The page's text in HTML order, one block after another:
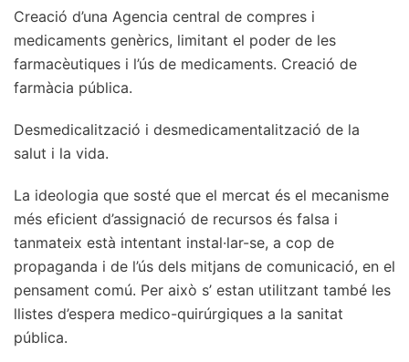
Creació d’una Agencia central de compres i
medicaments genèrics, limitant el poder de les
farmacèutiques i l’ús de medicaments. Creació de
farmàcia pública.
Desmedicalització i desmedicamentalització de la
salut i la vida.
La ideologia que sosté que el mercat és el mecanisme
més eficient d’assignació de recursos és falsa i
tanmateix està intentant instal·lar-se, a cop de
propaganda i de l’ús dels mitjans de comunicació, en el
pensament comú. Per això s’ estan utilitzant també les
llistes d’espera medico-quirúrgiques a la sanitat
pública.